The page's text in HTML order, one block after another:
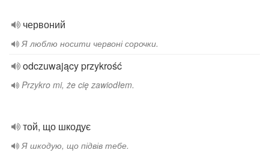
червоний
Я люблю носити червоні сорочки.
odczuwający przykrość
Przykro mi, że cię zawiodłem.
той, що шкодує
Я шкодую, що підвів тебе.